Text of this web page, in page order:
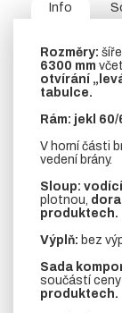
Info
Rozměry: šíře
6300 mm
otvírání
tabulce.
Rám: jekl 60/
V horní části
vedení brány.
Sloup: vodící
plotnou,
produktech.
Výplň: bez
Sada
součástí ceny
produktech.